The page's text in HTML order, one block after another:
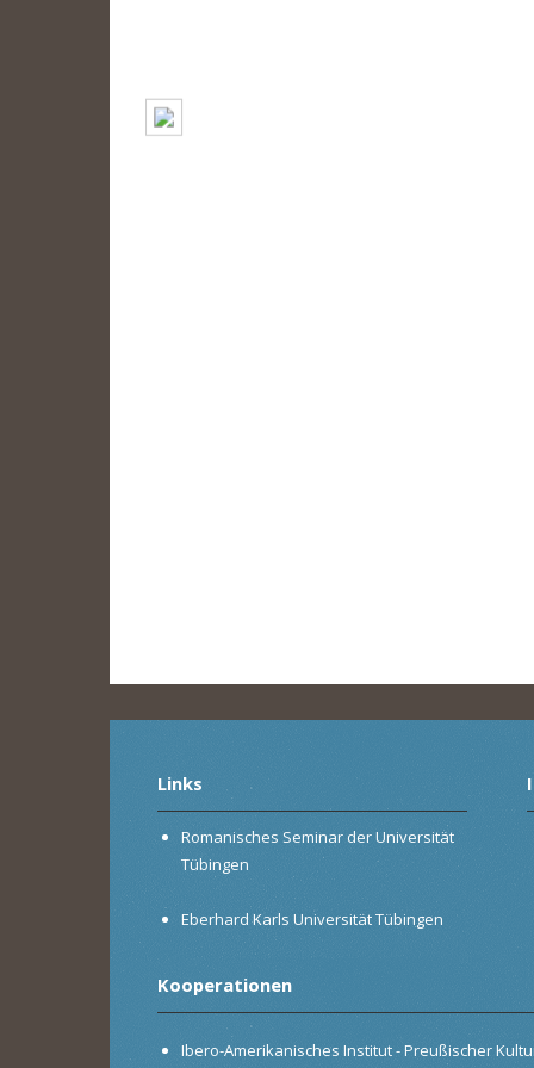
Links
Romanisches Seminar der Universität
Tübingen
Eberhard Karls Universität Tübingen
Kooperationen
Ibero-Amerikanisches Institut - Preußischer